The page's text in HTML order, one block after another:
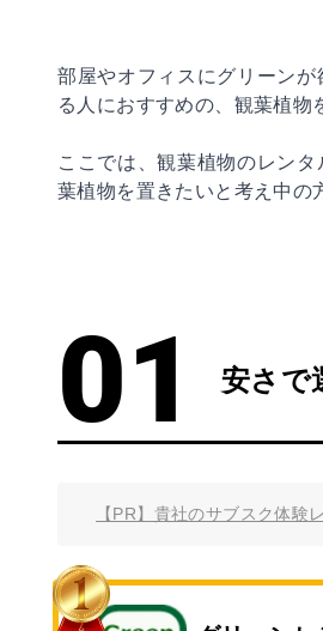
部屋やオフィスにグリーン
る人におすすめの、観葉植物
ここでは、観葉植物のレン
葉植物を置きたいと考え中の
安さで
【PR】貴社のサブスク体験